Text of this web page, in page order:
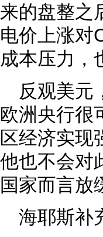
来的盘整之
电价上涨对
成本压力，
反观美元
欧洲央行很
区经济实现
他也不会对
国家而言放
海耶斯补